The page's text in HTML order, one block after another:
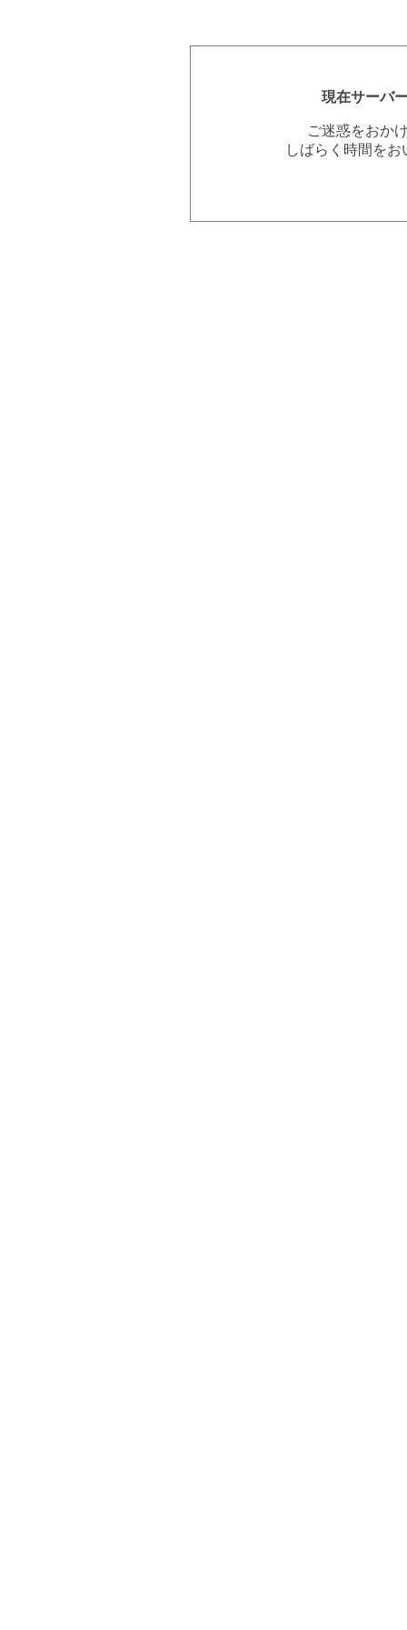
現在サーバ
ご迷惑をおか
しばらく時間を